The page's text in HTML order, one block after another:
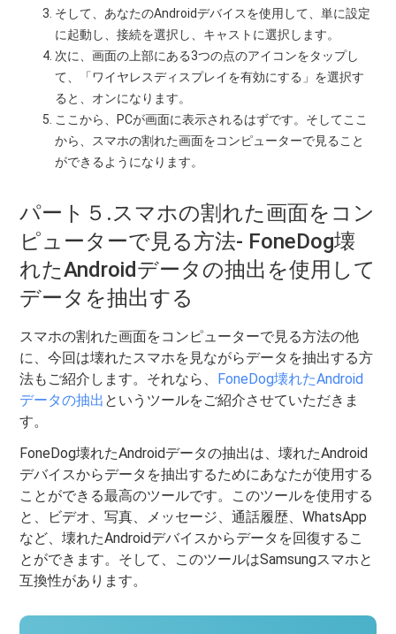
そして、あなたのAndroidデバイスを使用して、単に設定
に起動し、接続を選択し、キャストに選択します。
次に、画面の上部にある3つの点のアイコンをタップし
て、「ワイヤレスディスプレイを有効にする」を選択す
ると、オンになります。
ここから、PCが画面に表示されるはずです。そしてここ
から、スマホの割れた画面をコンピューターで見ること
ができるようになります。
パート５.スマホの割れた画面をコン
ピューターで見る方法- FoneDog壊
れたAndroidデータの抽出を使用して
データを抽出する
スマホの割れた画面をコンピューターで見る方法の他
に、今回は壊れたスマホを見ながらデータを抽出する方
法もご紹介します。それなら、 FoneDog壊れたAndroid
データの抽出 というツールをご紹介させていただきま
す。
FoneDog壊れたAndroidデータの抽出は、壊れたAndroid
デバイスからデータを抽出するためにあなたが使用する
ことができる最高のツールです。このツールを使用する
と、ビデオ、写真、メッセージ、通話履歴、WhatsApp
など、壊れたAndroidデバイスからデータを回復するこ
とができます。そして、このツールはSamsungスマホと
互換性があります。